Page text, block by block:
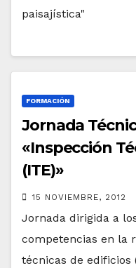
paisajística"
FORMACIÓN
Jornada
«Inspección
(ITE)»
15 NOVIEMBRE, 2012
Jornada dirigida a
competencias en la
técnicas de edificios